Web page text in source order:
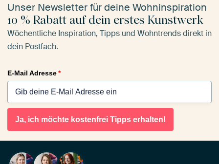
Unser Newsletter für deine Wohninspiration
10 % Rabatt auf dein erstes Kunstwerk
Wöchentliche Inspiration, Tipps und Wohntrends direkt in
dein Postfach.
E-Mail Adresse*
Ja, ich möchte kostenfrei Tipps erhalten!